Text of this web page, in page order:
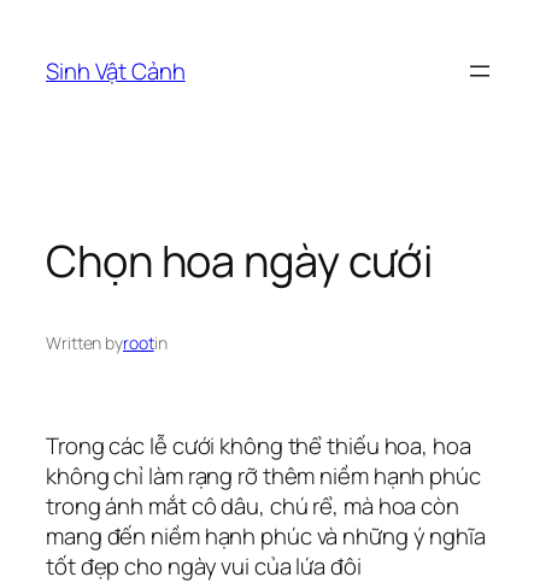
content
Sinh Vật Cảnh
Chọn hoa ngày cưới
Written byrootin
Trong các lễ cưới không thể thiếu hoa, hoa
không chỉ làm rạng rỡ thêm niềm hạnh phúc
trong ánh mắt cô dâu, chú rể, mà hoa còn
mang đến niềm hạnh phúc và những ý nghĩa
tốt đẹp cho ngày vui của lứa đôi